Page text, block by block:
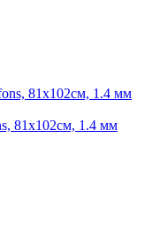
81x102см, 1.4 мм